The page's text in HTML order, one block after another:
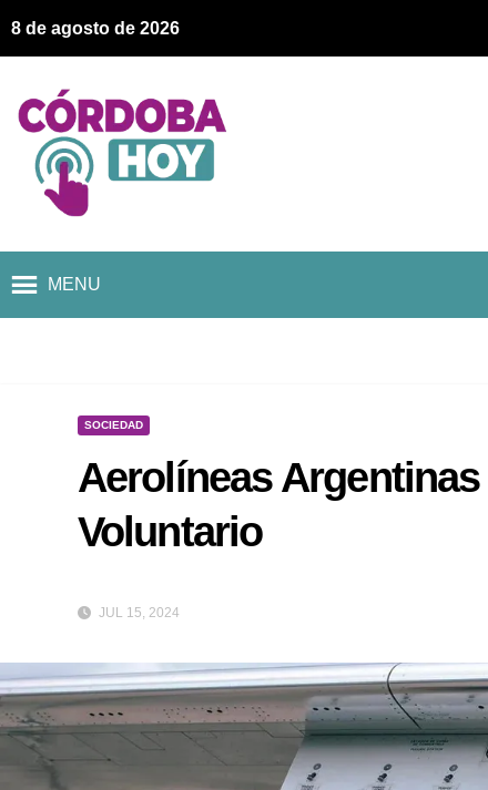
8 de agosto de 2026
MENU
SOCIEDAD
Aerolíneas
Voluntario
JUL 15, 2024